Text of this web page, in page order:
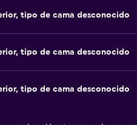
tipo de cama desconocido
tipo de cama desconocido
tipo de cama desconocido